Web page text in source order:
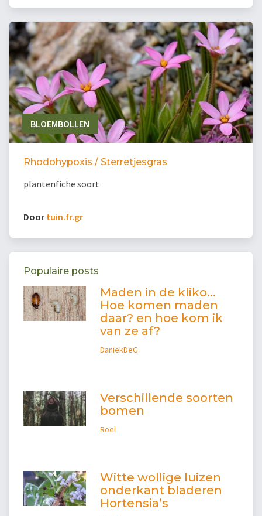
BLOEMBOLLEN
Rhodohypoxis / Sterretjesgras
plantenfiche soort
Door tuin.fr.gr
Populaire posts
Maden in de kliko...
Hoe komen maden
daar? en hoe kom ik
van ze af?
DaniekDeG
Verschillende soorten
bomen
Roel
Witte wollige luizen
onderkant bladeren
Hortensia’s